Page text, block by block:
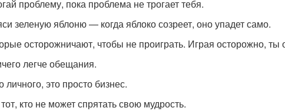
проблему, пока проблема не трогает тебя.
зеленую яблоню — когда яблоко созреет, оно упадет само.
осторожничают, чтобы не проиграть. Играя осторожно, ты
легче обещания.
личного, это просто бизнес.
кто не может спрятать свою мудрость.